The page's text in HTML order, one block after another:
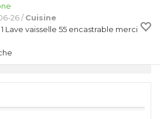
26 /Cuisine
Lave vaisselle 55 encastrable merci